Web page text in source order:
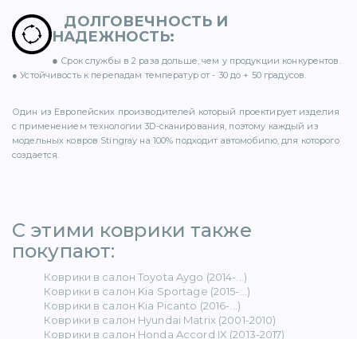
BENZ (65)
ДОЛГОВЕЧНОСТЬ И
НАДЕЖНОСТЬ:
● Срок службы в 2 раза дольше, чем у продукции конкурентов.
● Устойчивость к перепадам температур от - 30 до + 50 градусов.
Один из Европейских производителей который проектирует изделия
с применением технологии 3D-сканирования, поэтому каждый из
модельных ковров Stingray на 100% подходит автомобилю, для которого
создается.
С этими коврики также
покупают: ​
Коврики в салон Toyota Aygo (2014-...)
Коврики в салон Kia Sportage (2015-...)
Коврики в салон Kia Picanto (2016-...)
Коврики в салон Hyundai Matrix (2001-2010)
Коврики в салон Honda Accord IX (2013-2017)